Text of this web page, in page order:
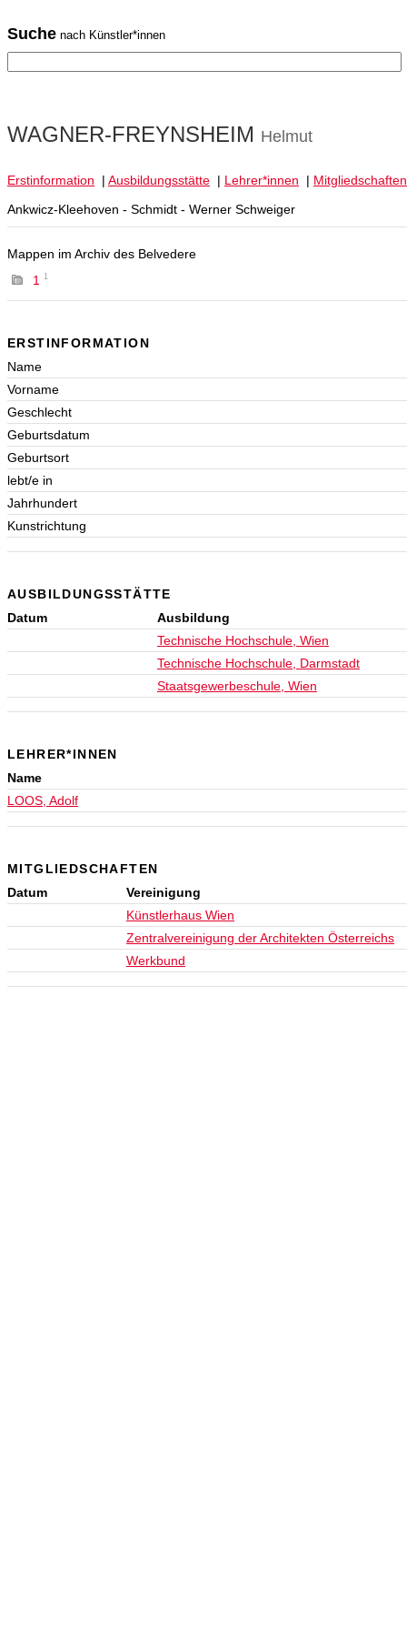
Suche nach Künstler*innen
WAGNER-FREYNSHEIM Helmut
Erstinformation | Ausbildungsstätte | Lehrer*innen | Mitgliedschaften
Ankwicz-Kleehoven - Schmidt - Werner Schweiger
Mappen im Archiv des Belvedere
1
1
ERSTINFORMATION
Name
Vorname
Geschlecht
Geburtsdatum
Geburtsort
lebt/e in
Jahrhundert
Kunstrichtung
AUSBILDUNGSSTÄTTE
Datum
Ausbildung
Technische Hochschule, Wien
Technische Hochschule, Darmstadt
Staatsgewerbeschule, Wien
LEHRER*INNEN
Name
LOOS, Adolf
MITGLIEDSCHAFTEN
Datum
Vereinigung
Künstlerhaus Wien
Zentralvereinigung der Architekten Österreichs
Werkbund